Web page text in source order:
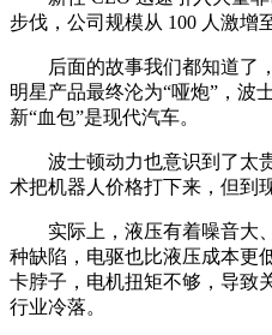
步伐，公司规模从 100 人激增
后面的故事我们都知道了，
明星产品最终沦为“哑炮”，波
新“血包”是现代汽车。
波士顿动力也意识到了太
术把机器人价格打下来，但到
实际上，液压有着噪音大、
种缺陷，电驱也比液压成本更
卡脖子，电机扭矩不够，导致
行业冷落。